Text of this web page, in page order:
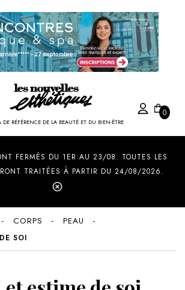
DE RÉFÉRENCE DE LA BEAUTÉ ET DU BIEN-ÊTRE
0
FERMÉS DU 1ER AU 23/08. TOUTES LES
TRAITÉES À PARTIR DU 24/08/2026.
CORPS PEAU
SOI